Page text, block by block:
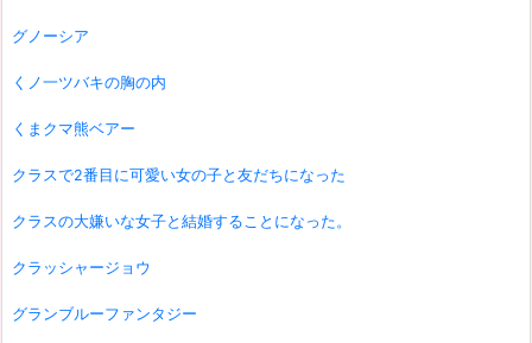
グノーシア
くノ一ツバキの胸の内
くまクマ熊ベアー
クラスで2番目に可愛い女の子と友だちになった
クラスの大嫌いな女子と結婚することになった。
クラッシャージョウ
グランブルーファンタジー